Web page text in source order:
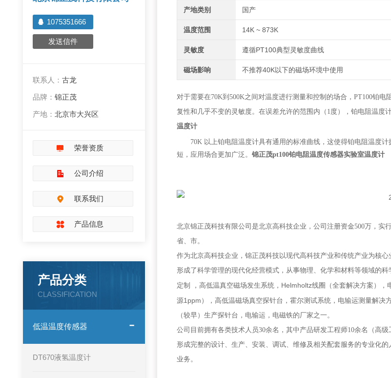
产地类别 国产
温度范围 14K ~ 873K
灵敏度 遵循PT100典型灵敏度曲线
磁场影响 不推荐40K以下的磁场环境中使用
对于需要在70K到500K之间对温度进行测量和控制的场合，PT100铂电
复性和几乎不变的灵敏度。在误差允许的范围内（ 1度），铂电阻温度
温度计
70K 以上铂电阻温度计具有通用的标准曲线，这使得铂电阻温度
短，应用场合更加广泛。锦正茂pt100铂电阻温度传感器实验室温度计
北京锦正茂科技有限公司是北京高科技企业，公司注册资金500万，实
省、市。
作为北京高科技企业，锦正茂科技以现代高科技产业和传统产业为核
形成了科学管理的现代化经营模式，从事物理、化学和材料等领域的
定制 ，高低温真空磁场发生系统， Helmholtz线圈（全套解决方案），
源1ppm ），高低温磁场真空探针台，霍尔测试系统，电输运测量解决
（较早）生产探针台，电输运，电磁铁的厂家之一。
公司目前拥有各类技术人员30余名，其中产品研发工程师10余名（高级
形成完整的设计、生产、安装、调试、维修及相关配套服务的专业化
业务。
1075351666
发送信件
联系人：古龙
品牌：锦正茂
产地：北京市大兴区
荣誉资质
公司介绍
联系我们
产品信息
产品分类
CLASSIFICATION
低温温度传感器
DT670液氢温度计